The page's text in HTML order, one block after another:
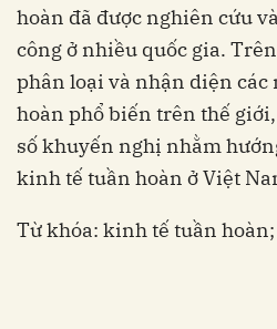
hoàn đã được nghiên cứu
công ở nhiều quốc gia.
phân loại và nhận diện
hoàn phổ biến trên thế
số khuyến nghị nhằm
kinh tế tuần hoàn ở Việt
Từ khóa: kinh tế tuần